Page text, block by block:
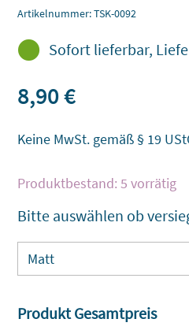
Artikelnummer:TSK-0092
 Sofort lieferbar,
8,90€
Keine MwSt. gemäß § 19
5 vorrätig
Bitte auswählen ob
Produkt Gesamtpreis